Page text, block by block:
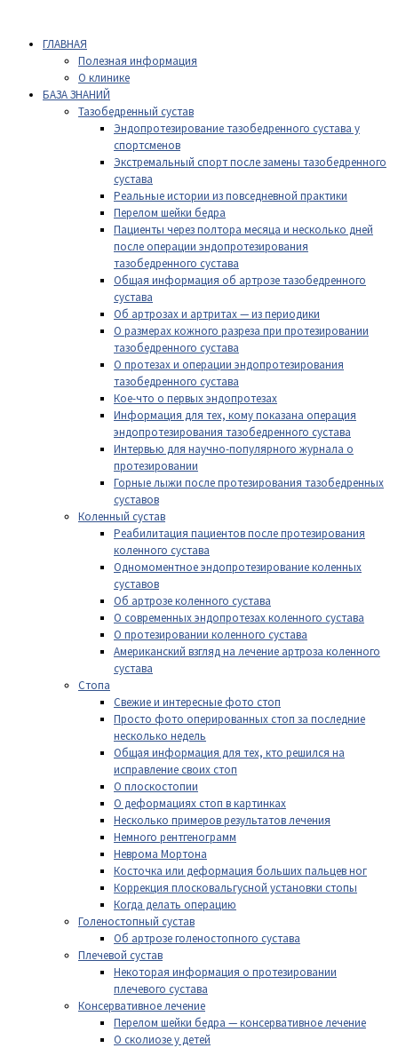
ГЛАВНАЯ
Полезная информация
О клинике
БАЗА ЗНАНИЙ
Тазобедренный сустав
Эндопротезирование тазобедренного сустава у
спортсменов
Экстремальный спорт после замены тазобедренного
сустава
Реальные истории из повседневной практики
Перелом шейки бедра
Пациенты через полтора месяца и несколько дней
после операции эндопротезирования
тазобедренного сустава
Общая информация об артрозе тазобедренного
сустава
Об артрозах и артритах — из периодики
О размерах кожного разреза при протезировании
тазобедренного сустава
О протезах и операции эндопротезирования
тазобедренного сустава
Кое-что о первых эндопротезах
Информация для тех, кому показана операция
эндопротезирования тазобедренного сустава
Интервью для научно-популярного журнала о
протезировании
Горные лыжи после протезирования тазобедренных
суставов
Коленный сустав
Реабилитация пациентов после протезирования
коленного сустава
Одномоментное эндопротезирование коленных
суставов
Об артрозе коленного сустава
О современных эндопротезах коленного сустава
О протезировании коленного сустава
Американский взгляд на лечение артроза коленного
сустава
Стопа
Свежие и интересные фото стоп
Просто фото оперированных стоп за последние
несколько недель
Общая информация для тех, кто решился на
исправление своих стоп
О плоскостопии
О деформациях стоп в картинках
Несколько примеров результатов лечения
Немного рентгенограмм
Неврома Мортона
Косточка или деформация больших пальцев ног
Коррекция плосковальгусной установки стопы
Когда делать операцию
Голеностопный сустав
Об артрозе голеностопного сустава
Плечевой сустав
Некоторая информация о протезировании
плечевого сустава
Консервативное лечение
Перелом шейки бедра — консервативное лечение
О сколиозе у детей